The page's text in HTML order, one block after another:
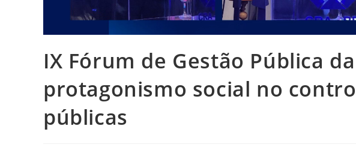
IX Fórum de Gestão Pública
protagonismo social no
públicas